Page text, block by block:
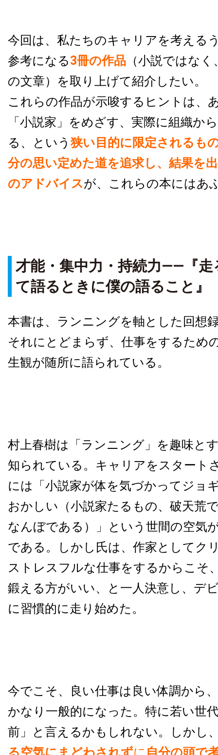
今回は、私たちのキャリアを考える
参考になる3冊の作品 （小説ではな
の文章）を取り上げて紹介したい。
これらの作品が示唆するヒントは、
「小説家」をめざす、実際に組織か
る、という 狭い目的に限定されるも
分の思い定めた道を追求し、結果を
のアドバイスが、これらの本にはあ
才能・集中力・持続力―― 『
て語るときに僕の語ること』
本書は、ランニングを軸とした回想
それにとどまらず、仕事をするため
生観が随所に語られている。
村上春樹は「ランニング」を趣味と
知られている。キャリアをスタート
には「小説家が体を気づかってジョ
おかしい（小説家たるもの、破天荒
なんぼである）」という世間の空気
である。しかし氏は、作家としてク
ストレスフルな仕事をするからこそ
鍛える方がいい、と一人決意し、デ
に習慣的に走り始めた。
今でこそ、良い仕事は良い体調から
かなり一般的になった。特に若い世
前」と言えるかもしれない。しかし